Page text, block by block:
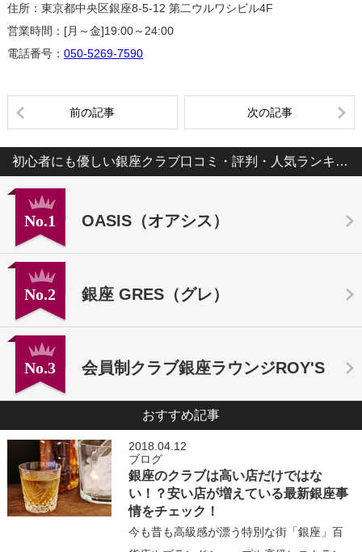
住所：東京都中央区銀座8-5-12 第二ウルワシビル4F
営業時間：[月～金]19:00～24:00
電話番号： 050-5269-7590
前の記事 次の記事
初心者にも優しい銀座クラブ口コミ・評判・人気ランキング
No.1 OASIS（オアシス）
No.2 銀座 GRES（グレ）
No.3 会員制クラブ銀座ラウンジROY'S
おすすめ記事
2018.04.12
ブログ
銀座のクラブは高い店だけではな
い！？安い店が増えている最新銀座事
情をチェック！
今も昔も高級感が漂う特別な街「銀座」百